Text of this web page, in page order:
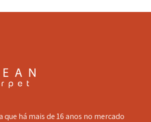
que há mais de 16 anos no mercado